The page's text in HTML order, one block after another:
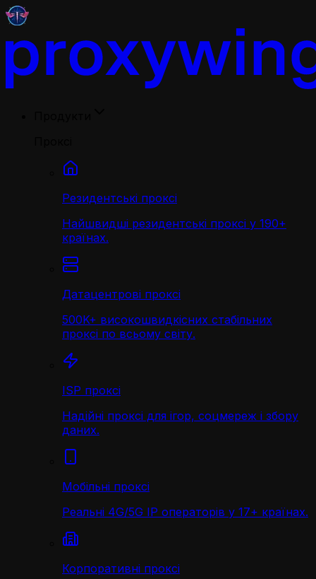
Резидентські проксі
Найшвидші резидентські проксі у 190+
країнах.
Датацентрові проксі
500K+ високошвидкісних стабільних
проксі по всьому світу.
ISP проксі
Надійні проксі для ігор, соцмереж і збору
даних.
Мобільні проксі
Реальні 4G/5G IP операторів у 17+ країнах.
Корпоративні проксі